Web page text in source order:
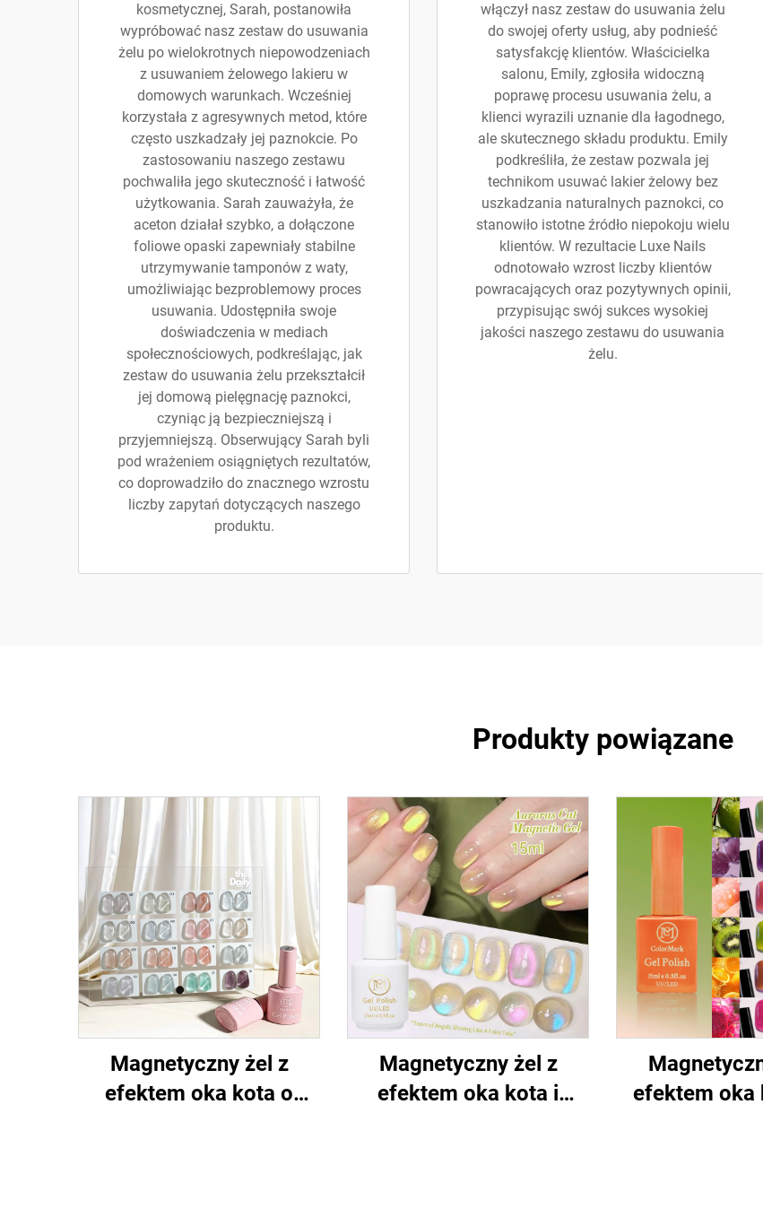
kosmetycznej, Sarah, postanowiła
wypróbować nasz zestaw do usuwania
żelu po wielokrotnych niepowodzeniach
z usuwaniem żelowego lakieru w
domowych warunkach. Wcześniej
korzystała z agresywnych metod, które
często uszkadzały jej paznokcie. Po
zastosowaniu naszego zestawu
pochwaliła jego skuteczność i łatwość
użytkowania. Sarah zauważyła, że
aceton działał szybko, a dołączone
foliowe opaski zapewniały stabilne
utrzymywanie tamponów z waty,
umożliwiając bezproblemowy proces
usuwania. Udostępniła swoje
doświadczenia w mediach
społecznościowych, podkreślając, jak
zestaw do usuwania żelu przekształcił
jej domową pielęgnację paznokci,
czyniąc ją bezpieczniejszą i
przyjemniejszą. Obserwujący Sarah byli
pod wrażeniem osiągniętych rezultatów,
co doprowadziło do znacznego wzrostu
liczby zapytań dotyczących naszego
produktu.
włączył nasz zestaw do usuwania żelu
do swojej oferty usług, aby podnieść
satysfakcję klientów. Właścicielka
salonu, Emily, zgłosiła widoczną
poprawę procesu usuwania żelu, a
klienci wyrazili uznanie dla łagodnego,
ale skutecznego składu produktu. Emily
podkreśliła, że zestaw pozwala jej
technikom usuwać lakier żelowy bez
uszkadzania naturalnych paznokci, co
stanowiło istotne źródło niepokoju wielu
klientów. W rezultacie Luxe Nails
odnotowało wzrost liczby klientów
powracających oraz pozytywnych opinii,
przypisując swój sukces wysokiej
jakości naszego zestawu do usuwania
żelu.
Produkty powiązane
Magnetyczny żel z
efektem oka kota o
Magnetyczny żel z
efektem oka kota i
efektem oka